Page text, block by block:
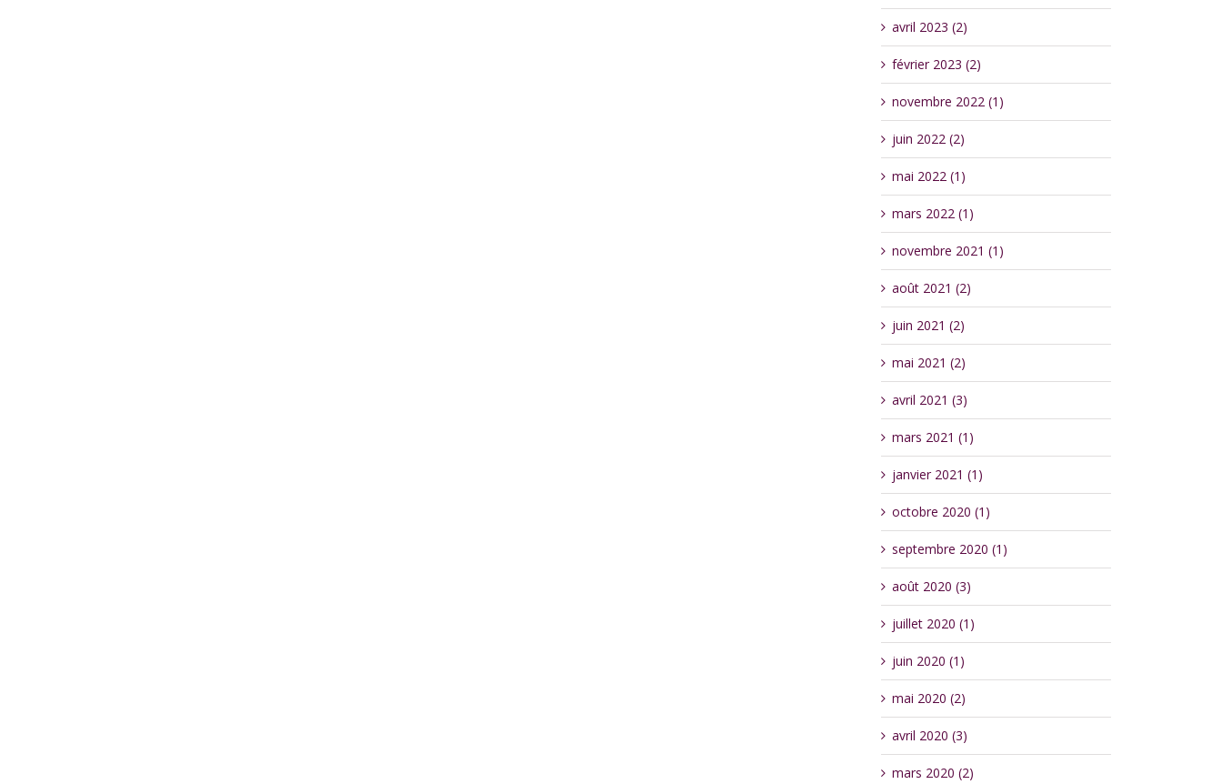
avril 2023 (2)
février 2023 (2)
novembre 2022 (1)
juin 2022 (2)
mai 2022 (1)
mars 2022 (1)
novembre 2021 (1)
août 2021 (2)
juin 2021 (2)
mai 2021 (2)
avril 2021 (3)
mars 2021 (1)
janvier 2021 (1)
octobre 2020 (1)
septembre 2020 (1)
août 2020 (3)
juillet 2020 (1)
juin 2020 (1)
mai 2020 (2)
avril 2020 (3)
mars 2020 (2)